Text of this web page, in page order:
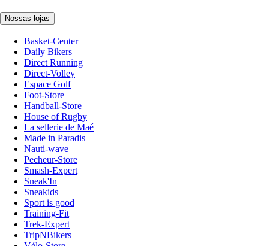
Nossas lojas
Basket-Center
Daily Bikers
Direct Running
Direct-Volley
Espace Golf
Foot-Store
Handball-Store
House of Rugby
La sellerie de Maé
Made in Paradis
Nauti-wave
Pecheur-Store
Smash-Expert
Sneak'In
Sneakids
Sport is good
Training-Fit
Trek-Expert
TripNBikers